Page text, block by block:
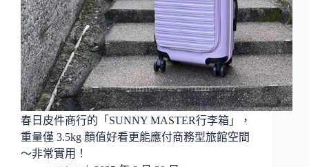
春日皮件商行的「SUNNY MASTER行李箱」，
重量僅 3.5kg 顏值好看更能應付商務型旅館空間
～非常實用！